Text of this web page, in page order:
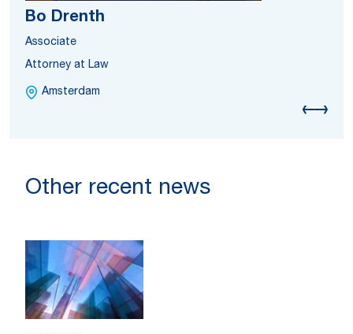
Bo Drenth
Associate
Attorney at Law
Amsterdam
Other recent news